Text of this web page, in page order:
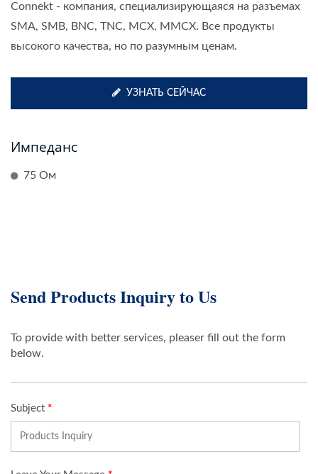
Connekt - компания, специализирующаяся на разъемах
SMA, SMB, BNC, TNC, MCX, MMCX. Все продукты
высокого качества, но по разумным ценам.
УЗНАТЬ СЕЙЧАС
Импеданс
75 Ом